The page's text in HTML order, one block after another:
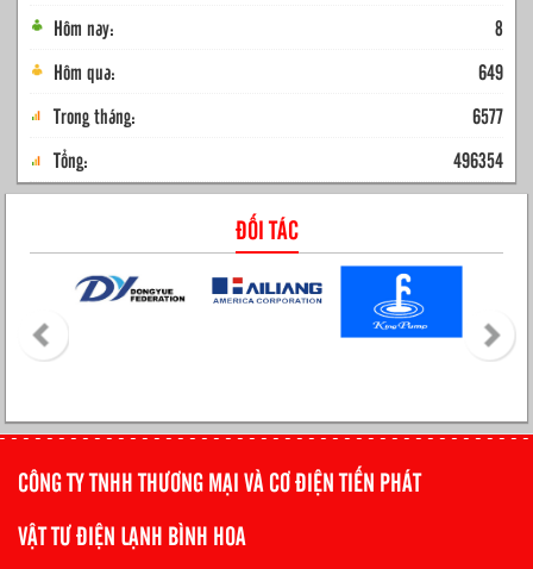
Hôm nay:
8
Hôm qua:
649
Trong tháng:
6577
Tổng:
496354
ĐỐI TÁC
CÔNG TY TNHH THƯƠNG MẠI VÀ CƠ ĐIỆN TIẾN PHÁT
VẬT TƯ ĐIỆN LẠNH BÌNH HOA